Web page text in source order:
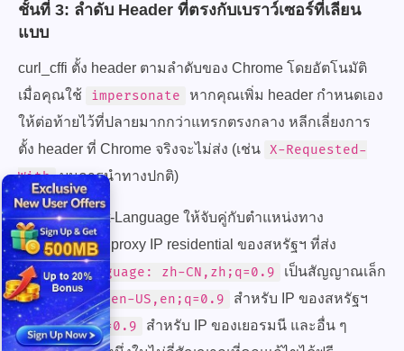
ชั้นที่ 3: ลำดับ Header ที่ตรงกับเบราว์เซอร์ที่เลียน
แบบ
curl_cffi ตั้ง header ตามลำดับของ Chrome โดยอัตโนมัติ
เมื่อคุณใช้
impersonate
หากคุณเพิ่ม header กำหนดเอง
ให้ต่อท้ายไว้ที่ปลายมากกว่าแทรกตรงกลาง หลีกเลี่ยงการ
ตั้ง header ที่ Chrome จริงจะไม่ส่ง (เช่น X-Requested-
With บนการนำทางปกติ)
สำหรับ Accept-Language ให้จับคู่กับตำแหน่งทาง
ภูมิศาสตร์ของ proxy IP residential ของสหรัฐฯ ที่ส่ง
Accept-Language: zh-CN,zh;q=0.9
เป็นสัญญาณเล็ก
ๆ แต่มีจริง ใช้ en-US,en;q=0.9
สำหรับ IP ของสหรัฐฯ
de-DE,de;q=0.9
สำหรับ IP ของเยอรมนี และอื่น ๆ